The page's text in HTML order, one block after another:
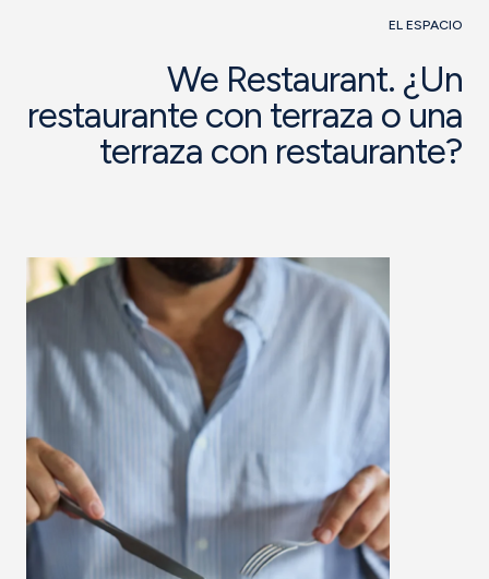
EL ESPACIO
We Restaurant. ¿Un
restaurante con terraza o una
terraza con restaurante?